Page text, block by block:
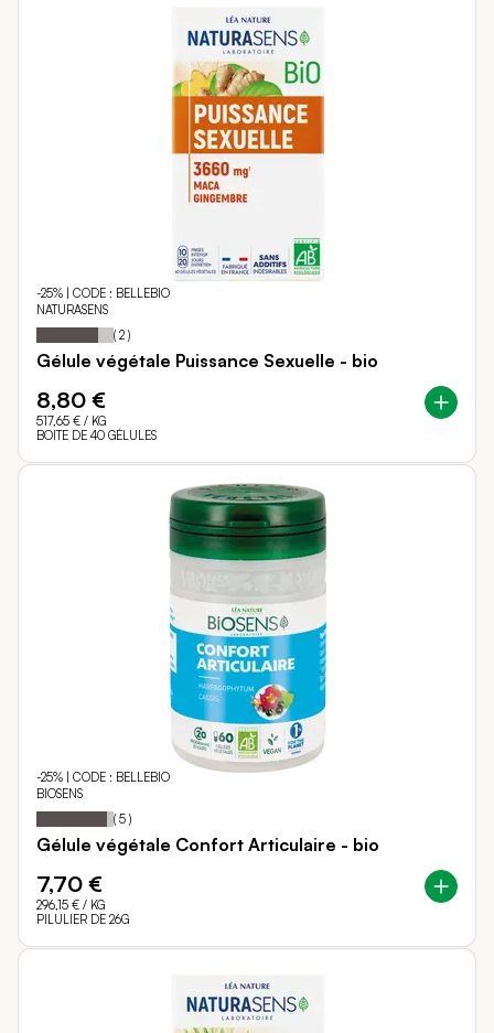
-25% | CODE : BELLEBIO
NATURASENS
Notation: 80
% of
( 2 )
Gélule végétale Puissance Sexuelle - bio
8,80 €
517,65 € / KG
BOITE DE 40 GÉLULES
-25% | CODE : BELLEBIO
BIOSENS
Notation: 92%
( 5 )
Gélule végétale Confort Articulaire - bio
7,70 €
296,15 € / KG
PILULIER DE 26G